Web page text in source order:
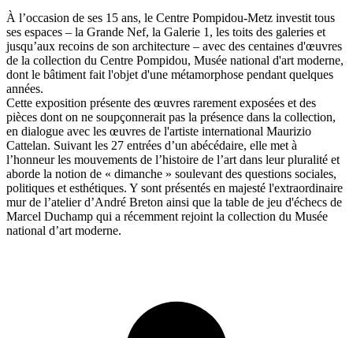
À l’occasion de ses 15 ans, le Centre Pompidou-Metz investit tous
ses espaces – la Grande Nef, la Galerie 1, les toits des galeries et
jusqu’aux recoins de son architecture – avec des centaines d'œuvres
de la collection du Centre Pompidou, Musée national d'art moderne,
dont le bâtiment fait l'objet d'une métamorphose pendant quelques
années.
Cette exposition présente des œuvres rarement exposées et des
pièces dont on ne soupçonnerait pas la présence dans la collection,
en dialogue avec les œuvres de l'artiste international Maurizio
Cattelan. Suivant les 27 entrées d’un abécédaire, elle met à
l’honneur les mouvements de l’histoire de l’art dans leur pluralité et
aborde la notion de « dimanche » soulevant des questions sociales,
politiques et esthétiques. Y sont présentés en majesté l'extraordinaire
mur de l’atelier d’André Breton ainsi que la table de jeu d'échecs de
Marcel Duchamp qui a récemment rejoint la collection du Musée
national d’art moderne.